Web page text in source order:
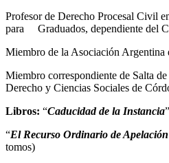
Profesor de Derecho Procesal Civil
para Graduados, dependiente del
Miembro de la Asociación Argentina
Miembro correspondiente de Salta
Derecho y Ciencias Sociales de
Libros: “Caducidad de la Instancia”
“El Recurso Ordinario de
tomos)